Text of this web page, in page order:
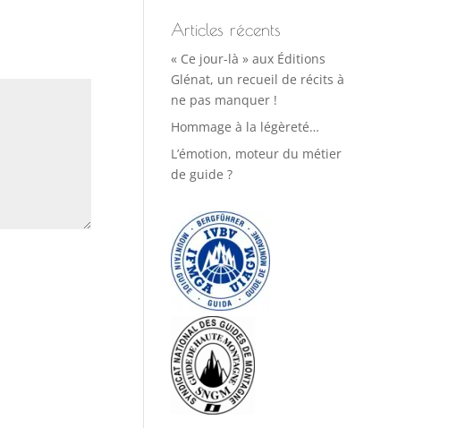
Articles récents
« Ce jour-là » aux Éditions
Glénat, un recueil de récits à
ne pas manquer !
Hommage à la légèreté…
L’émotion, moteur du métier
de guide ?